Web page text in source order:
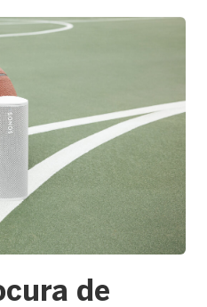
de